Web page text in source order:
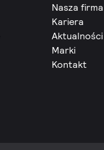
Nasza firma
Kariera
Marki
Kontakt